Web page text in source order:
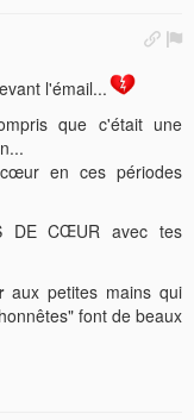
l'émail...
que c'était une
en ces périodes
DE CŒUR avec tes
aux petites mains qui
font de beaux